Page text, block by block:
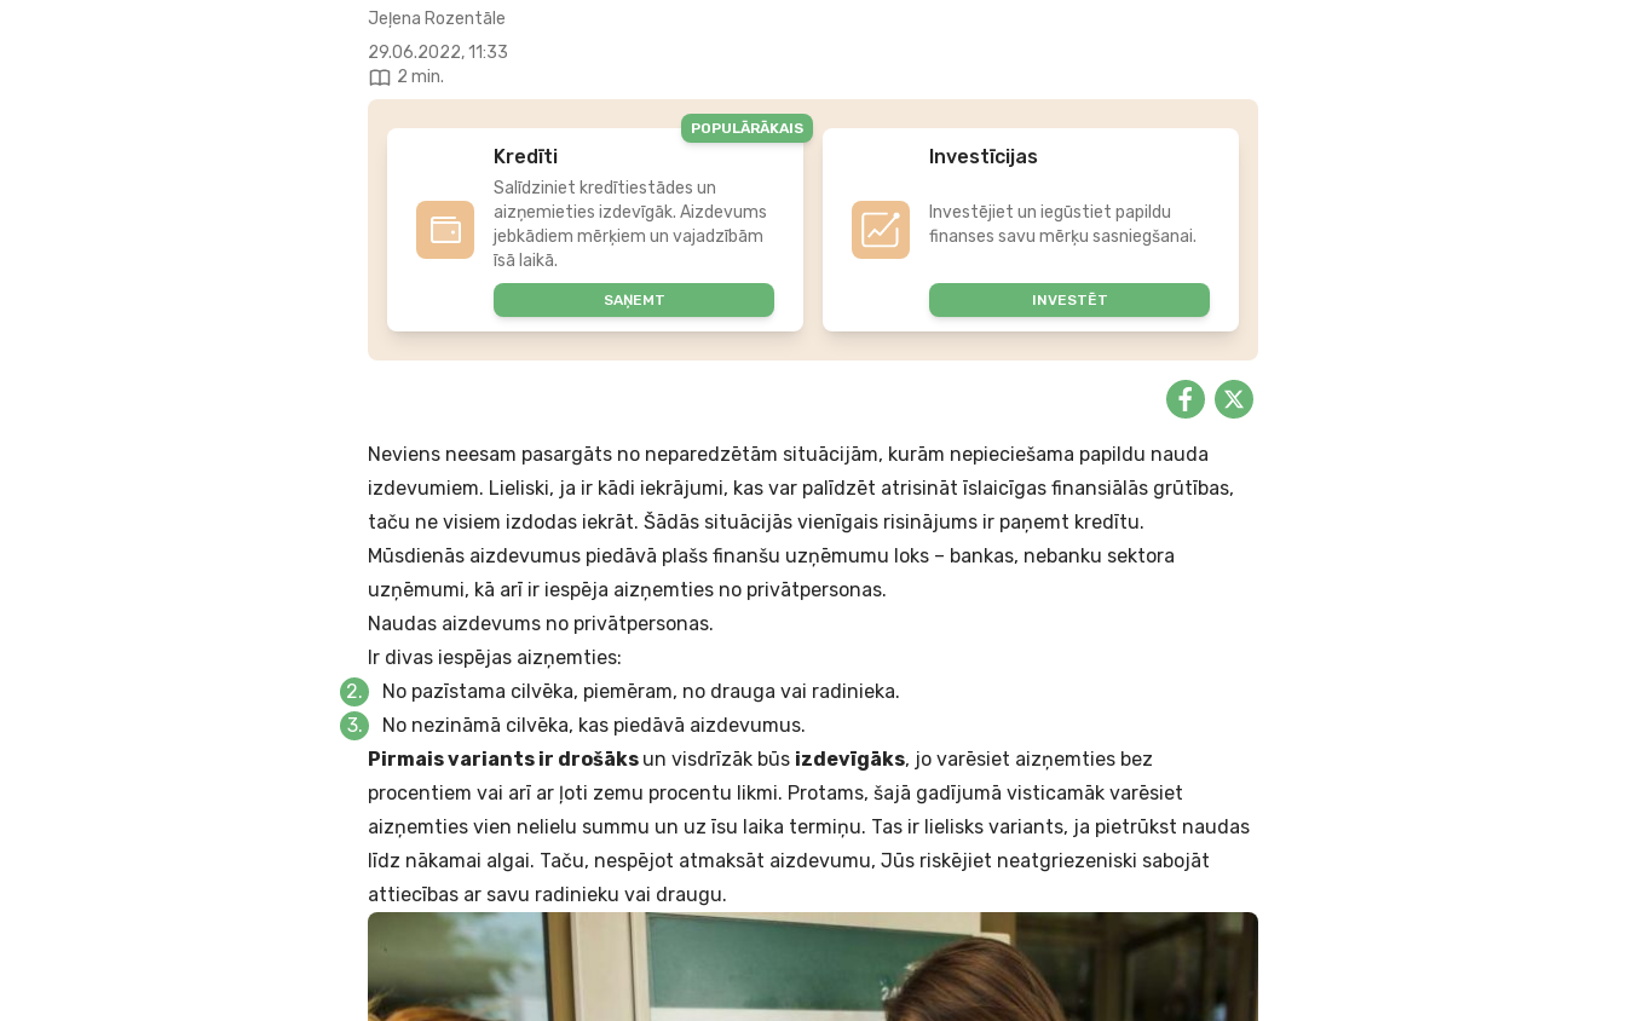
Jeļena Rozentāle
29.06.2022, 11:33
2 min.
Kredīti
Salīdziniet kredītiestādes un
aizņemieties izdevīgāk. Aizdevums
jebkādiem mērķiem un vajadzībām
īsā laikā.
SAŅEMT
POPULĀRĀKAIS
Investīcijas
Investējiet un iegūstiet papildu
finanses savu mērķu sasniegšanai.
INVESTĒT
Neviens neesam pasargāts no neparedzētām situācijām, kurām nepieciešama papildu nauda
izdevumiem. Lieliski, ja ir kādi iekrājumi, kas var palīdzēt atrisināt īslaicīgas finansiālās grūtības,
taču ne visiem izdodas iekrāt. Šādās situācijās vienīgais risinājums ir paņemt kredītu.
Mūsdienās aizdevumus piedāvā plašs finanšu uzņēmumu loks – bankas, nebanku sektora
uzņēmumi, kā arī ir iespēja aizņemties no privātpersonas.
Naudas aizdevums no privātpersonas.
Ir divas iespējas aizņemties:
No pazīstama cilvēka, piemēram, no drauga vai radinieka.
No nezināmā cilvēka, kas piedāvā aizdevumus.
Pirmais variants ir drošāks un visdrīzāk būs izdevīgāks, jo varēsiet aizņemties bez
procentiem vai arī ar ļoti zemu procentu likmi. Protams, šajā gadījumā visticamāk varēsiet
aizņemties vien nelielu summu un uz īsu laika termiņu. Tas ir lielisks variants, ja pietrūkst naudas
līdz nākamai algai. Taču, nespējot atmaksāt aizdevumu, Jūs riskējiet neatgriezeniski sabojāt
attiecības ar savu radinieku vai draugu.